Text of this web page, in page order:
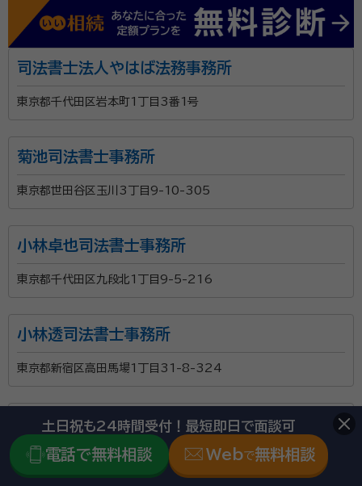
司法書士法人やはば法務事務所
東京都千代田区岩本町1丁目3番1号
菊池司法書士事務所
東京都世田谷区玉川3丁目9-10-305
小林卓也司法書士事務所
東京都千代田区九段北1丁目9-5-216
小林透司法書士事務所
東京都新宿区高田馬場1丁目31-8-324
司法書士法人山田合同事務所(千代田区)
東京都千代田区丸の内3丁目1番1号国際ビル6階
土日祝も24時間受付！最短即日で面談可
電話で無料相談 Webで無料相談